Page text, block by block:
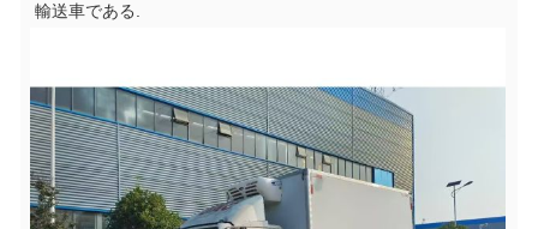
輸送車である.